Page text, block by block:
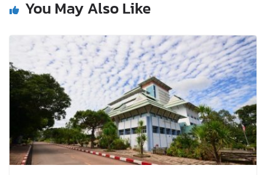
You May Also Like